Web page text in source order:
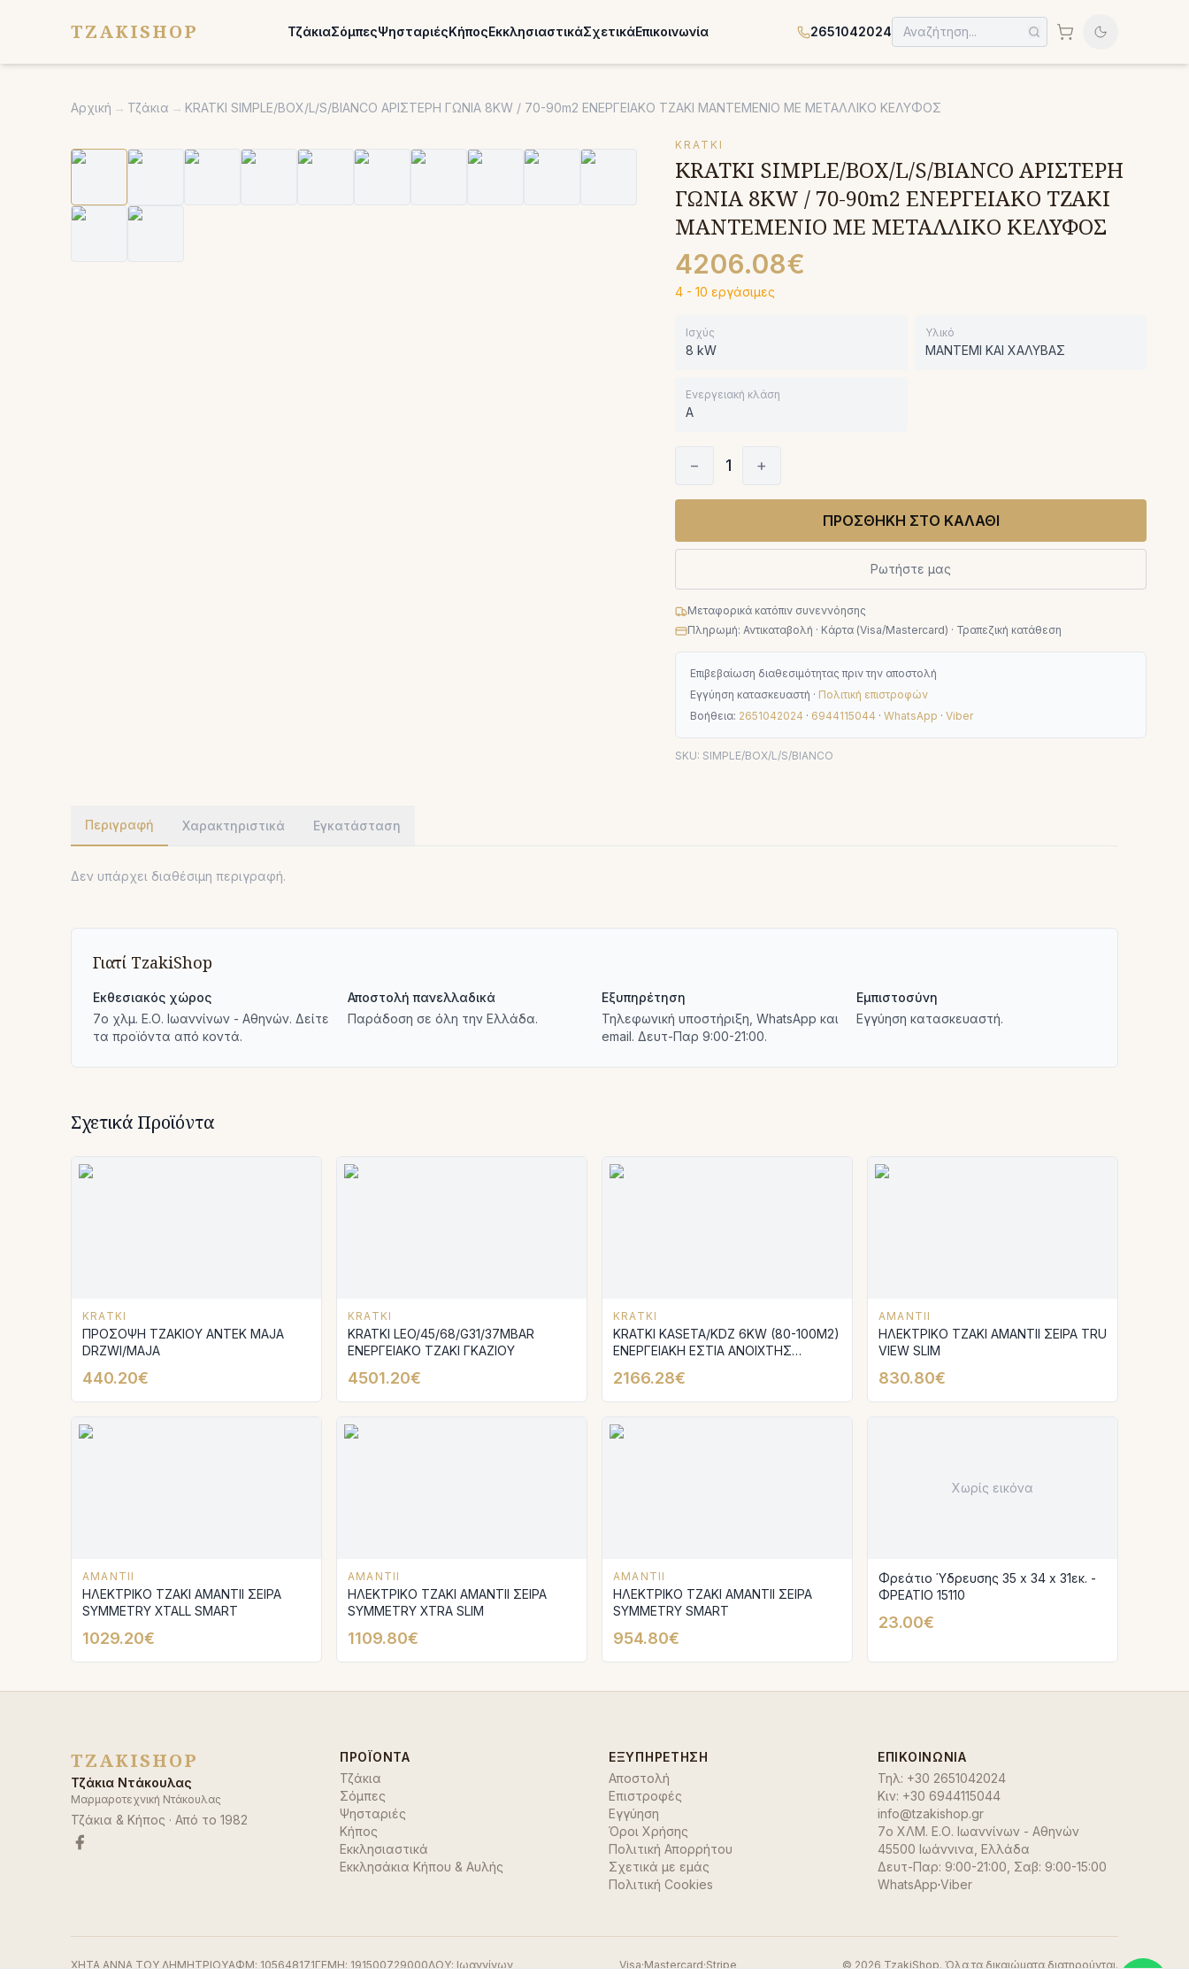
TZAKISHOP ΤζάκιαΣόμπεςΨησταριέςΚήποςΕκκλησιαστικάΣχετικάΕπικοινωνία 2651042024
Αρχική → Τζάκια → KRATKI SIMPLE/BOX/L/S/BIANCO ΑΡΙΣΤΕΡΗ ΓΩΝΙΑ 8KW / 70-90m2 ΕΝΕΡΓΕΙΑΚΟ ΤΖΑΚΙ ΜΑΝΤΕΜΕΝΙΟ ΜΕ ΜΕΤΑΛΛΙΚΟ ΚΕΛΥΦΟΣ
KRATKI
KRATKI SIMPLE/BOX/L/S/BIANCO ΑΡΙΣΤΕΡΗ
ΓΩΝΙΑ 8KW / 70-90m2 ΕΝΕΡΓΕΙΑΚΟ ΤΖΑΚΙ
ΜΑΝΤΕΜΕΝΙΟ ΜΕ ΜΕΤΑΛΛΙΚΟ ΚΕΛΥΦΟΣ
4206.08€
4 - 10 εργάσιμες
Ισχύς
8 kW
Υλικό
ΜΑΝΤΕΜΙ ΚΑΙ ΧΑΛΥΒΑΣ
Ενεργειακή κλάση
A
− 1 +
ΠΡΟΣΘΗΚΗ ΣΤΟ ΚΑΛΑΘΙ
Ρωτήστε μας
Μεταφορικά κατόπιν συνεννόησης
Πληρωμή: Αντικαταβολή · Κάρτα (Visa/Mastercard) · Τραπεζική κατάθεση
Επιβεβαίωση διαθεσιμότητας πριν την αποστολή
Εγγύηση κατασκευαστή · Πολιτική επιστροφών
Βοήθεια: 2651042024 · 6944115044 · WhatsApp · Viber
SKU: SIMPLE/BOX/L/S/BIANCO
Περιγραφή Χαρακτηριστικά Εγκατάσταση
Δεν υπάρχει διαθέσιμη περιγραφή.
Γιατί TzakiShop
Εκθεσιακός χώρος
7ο χλμ. Ε.Ο. Ιωαννίνων - Αθηνών. Δείτε
τα προϊόντα από κοντά.
Αποστολή πανελλαδικά
Παράδοση σε όλη την Ελλάδα.
Εξυπηρέτηση
Τηλεφωνική υποστήριξη, WhatsApp και
email. Δευτ-Παρ 9:00-21:00.
Εμπιστοσύνη
Εγγύηση κατασκευαστή.
Σχετικά Προϊόντα
KRATKI
ΠΡΟΣΟΨΗ ΤΖΑΚΙΟΥ ANTEK MAJA
DRZWI/MAJA
440.20€
KRATKI
KRATKI LEO/45/68/G31/37MBAR
ΕΝΕΡΓΕΙΑΚΟ ΤΖΑΚΙ ΓΚΑΖΙΟΥ
4501.20€
KRATKI
KRATKI KASETA/KDZ 6KW (80-100Μ2)
ΕΝΕΡΓΕΙΑΚΗ ΕΣΤΙΑ ΑΝΟΙΧΤΗΣ
TERMOTEC KAI ΔΙΠΛΟ ΒΕΝΤΙΛΑΤΕΡ
2166.28€
AMANTII
ΗΛΕΚΤΡΙΚΟ ΤΖΑΚΙ AMANTΙI ΣΕΙΡΑ TRU
VIEW SLIM
830.80€
AMANTII
ΗΛΕΚΤΡΙΚΟ ΤΖΑΚΙ AMANTΙI ΣΕΙΡΑ
SYMMETRY XTALL SMART
1029.20€
AMANTII
ΗΛΕΚΤΡΙΚΟ ΤΖΑΚΙ AMANTIΙ ΣΕΙΡΑ
SYMMETRY XTRA SLIM
1109.80€
AMANTII
ΗΛΕΚΤΡΙΚΟ ΤΖΑΚΙ AMANTIΙ ΣΕΙΡΑ
SYMMETRY SMART
954.80€
Χωρίς εικόνα
Φρεάτιο Ύδρευσης 35 x 34 x 31εκ. -
ΦΡΕΑΤΙΟ 15110
23.00€
TZAKISHOP
Τζάκια Ντάκουλας
Μαρμαροτεχνική Ντάκουλας
Τζάκια & Κήπος · Από το 1982
ΠΡΟΪΌΝΤΑ
Τζάκια
Σόμπες
Ψησταριές
Κήπος
Εκκλησιαστικά
Εκκλησάκια Κήπου & Αυλής
ΕΞΥΠΗΡΈΤΗΣΗ
Αποστολή
Επιστροφές
Εγγύηση
Όροι Χρήσης
Πολιτική Απορρήτου
Σχετικά με εμάς
Πολιτική Cookies
ΕΠΙΚΟΙΝΩΝΊΑ
Τηλ: +30 2651042024
Κιν: +30 6944115044
info@tzakishop.gr
7ο ΧΛΜ. Ε.Ο. Ιωαννίνων - Αθηνών
45500 Ιωάννινα Ελλάδα
Δευτ-Παρ: 9:00-21:00, Σαβ: 9:00-15:00
WhatsApp·Viber
ΧΗΤΑ ΑΝΝΑ ΤΟΥ ΔΗΜΗΤΡΙΟΥΑΦΜ: 105648171ΓΕΜΗ: 191500729000ΔΟΥ: Ιωαννίνων Visa·Mastercard·Stripe © 2026 TzakiShop. Όλα τα δικαιώματα διατηρούνται.